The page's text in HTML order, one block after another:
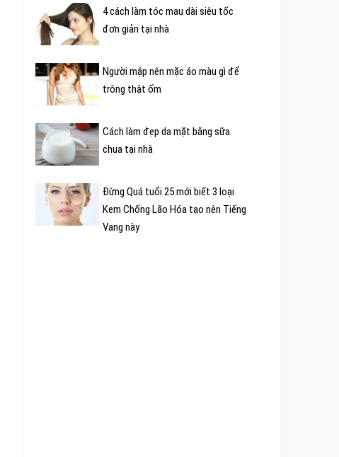
4 cách làm tóc mau dài siêu tốc
đơn giản tại nhà
Người mập nên mặc áo màu gì để
trông thật ốm
Cách làm đẹp da mặt bằng sữa
chua tại nhà
Đừng Quá tuổi 25 mới biết 3 loại
Kem Chống Lão Hóa tạo nên Tiếng
Vang này